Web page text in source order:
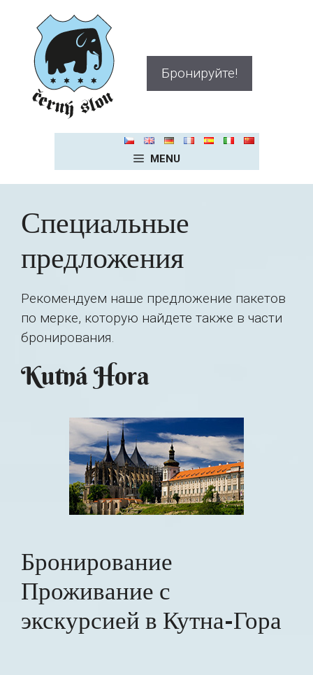
содержимому
Бронируйте!
MENU
Специальные
предложения
Рекомендуем наше предложение пакетов
по мерке, которую найдете также в части
бронирования.
Kutná Hora
Бронирование
Проживание с
экскурсией в Кутна-Гора